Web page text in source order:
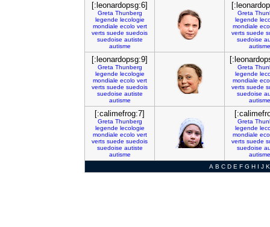
[:leonardopsg:6]
Greta Thunberg
legende lecologie
mondiale ecolo vert
verts suede suedois
suedoise autiste
autisme
Greta
legende
mondiale
verts suede
suedoise
autisme
[:leonardopsg:9]
Greta Thunberg
legende lecologie
mondiale ecolo vert
verts suede suedois
suedoise autiste
autisme
Greta
legende
mondiale
verts suede
suedoise
autisme
[:calimefrog:7]
Greta Thunberg
legende lecologie
mondiale ecolo vert
verts suede suedois
suedoise autiste
autisme
Greta
legende
mondiale
verts suede
suedoise
autisme
A B C D E F G H I J K